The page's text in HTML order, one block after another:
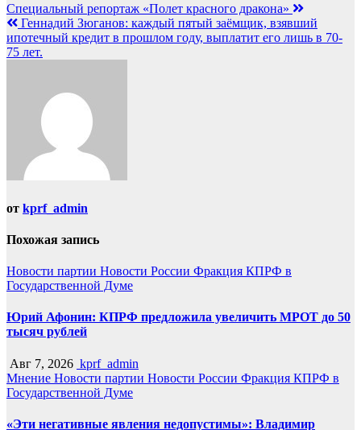
Навигация
по
записям
Специальный репортаж «Полет красного дракона»
Геннадий Зюганов: каждый пятый заёмщик, взявший
ипотечный кредит в прошлом году, выплатит его лишь в 70-
75 лет.
от kprf_admin
Похожая запись
Новости партии Новости России Фракция КПРФ в
Государственной Думе
Юрий Афонин: КПРФ предложила увеличить МРОТ до 50
тысяч рублей
Авг 7, 2026 kprf_admin
Мнение Новости партии Новости России Фракция КПРФ в
Государственной Думе
«Эти негативные явления недопустимы»: Владимир